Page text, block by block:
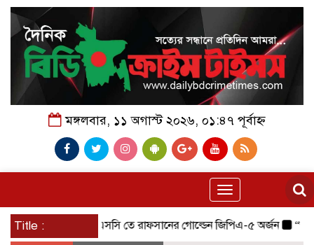
মঙ্গলবার, ১১ অগাস্ট ২০২৬, ০১:৪৭ পূর্বাহ্ন
Toggle
navigation
Title : এস এসসি তে রাফসানের গোল্ডেন জিপিএ-৫ অর্জন “আলোকিত